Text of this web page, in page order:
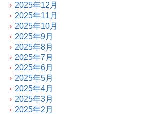
2025年12月
2025年11月
2025年10月
2025年9月
2025年8月
2025年7月
2025年6月
2025年5月
2025年4月
2025年3月
2025年2月